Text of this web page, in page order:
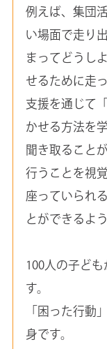
例えば、集団
い場面で走り
まってどうし
せるために走
支援を通じて
かせる方法を
聞き取ること
行うことを視
座っていられ
とができるよ
100人の子ど
す。
「困った行動
身です。